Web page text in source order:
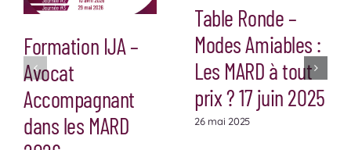
Formation IJA –
Avocat
Accompagnant
dans les MARD
Table Ronde –
Modes Amiables :
Les MARD à tout
prix ? 17 juin 2025
26 mai 2025